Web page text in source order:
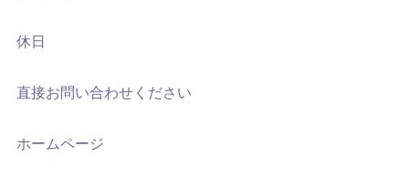
休日
直接お問い合わせください
ホームページ